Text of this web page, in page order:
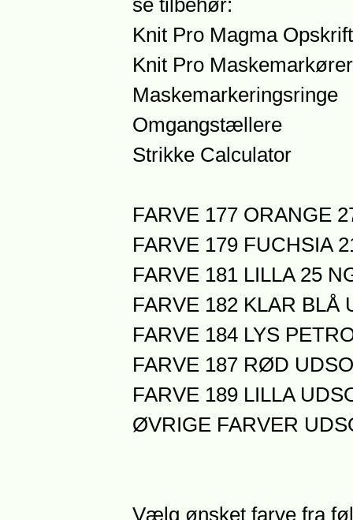
se tilbehør:
Knit Pro Magma
Knit Pro Maskemarkører
Maskemarkeringsringe
Omgangstællere
Strikke Calculator
FARVE 177 ORANGE
FARVE 179 FUCHSIA
FARVE 181 LILLA 25
FARVE 182 KLAR BLÅ
FARVE 184 LYS
FARVE 187 RØD
FARVE 189 LILLA
ØVRIGE FARVER
Vælg ønsket farve fra